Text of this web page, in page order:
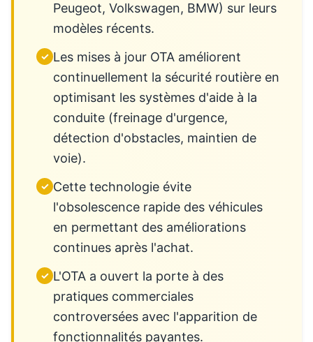
Peugeot, Volkswagen, BMW) sur leurs
modèles récents.
✓ Les mises à jour OTA améliorent
continuellement la sécurité routière en
optimisant les systèmes d'aide à la
conduite (freinage d'urgence,
détection d'obstacles, maintien de
voie).
✓ Cette technologie évite
l'obsolescence rapide des véhicules
en permettant des améliorations
continues après l'achat.
✓ L'OTA a ouvert la porte à des
pratiques commerciales
controversées avec l'apparition de
fonctionnalités payantes.